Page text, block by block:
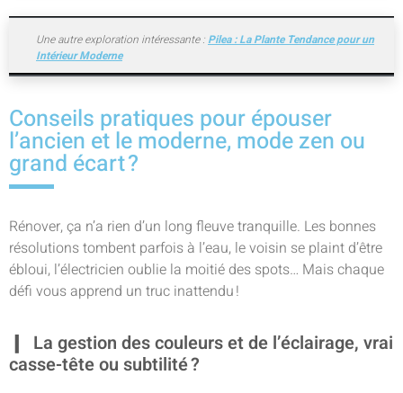
Une autre exploration intéressante : Pilea : La Plante Tendance pour un
Intérieur Moderne
Conseils pratiques pour épouser
l’ancien et le moderne, mode zen ou
grand écart ?
Rénover, ça n’a rien d’un long fleuve tranquille. Les bonnes
résolutions tombent parfois à l’eau, le voisin se plaint d’être
ébloui, l’électricien oublie la moitié des spots… Mais chaque
défi vous apprend un truc inattendu !
La gestion des couleurs et de l’éclairage, vrai
casse-tête ou subtilité ?